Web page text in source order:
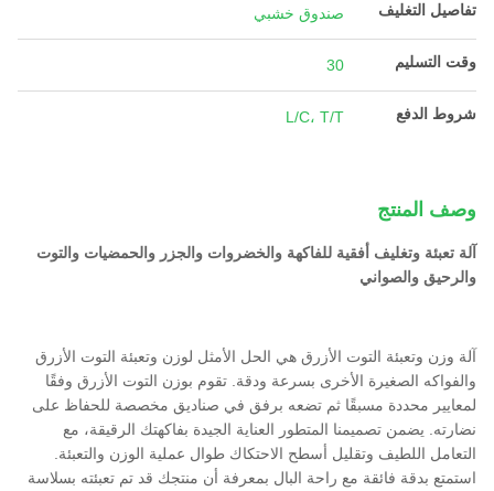
تفاصيل التغليف صندوق خشبي
وقت التسليم 30
شروط الدفع L/C، T/T
وصف المنتج
آلة تعبئة وتغليف أفقية للفاكهة والخضروات والجزر والحمضيات والتوت
والرحيق والصواني
آلة وزن وتعبئة التوت الأزرق هي الحل الأمثل لوزن وتعبئة التوت الأزرق
والفواكه الصغيرة الأخرى بسرعة ودقة. تقوم بوزن التوت الأزرق وفقًا
لمعايير محددة مسبقًا ثم تضعه برفق في صناديق مخصصة للحفاظ على
نضارته. يضمن تصميمنا المتطور العناية الجيدة بفاكهتك الرقيقة، مع
التعامل اللطيف وتقليل أسطح الاحتكاك طوال عملية الوزن والتعبئة.
استمتع بدقة فائقة مع راحة البال بمعرفة أن منتجك قد تم تعبئته بسلاسة